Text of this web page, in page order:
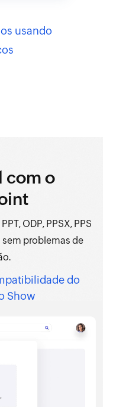
usando
com o
ODP, PPSX, PPS
problemas de
do
Show